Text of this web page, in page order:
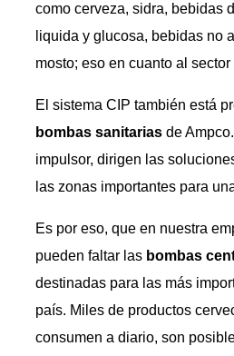
como cerveza, sidra, bebidas
liquida y glucosa, bebidas no
mosto; eso en cuanto al
El sistema CIP también está
bombas sanitariasde
impulsor, dirigen las
las zonas importantes para
Es por eso, que en nuestra
pueden faltar las bombas
destinadas para las más
país. Miles de productos
consumen a diario, son